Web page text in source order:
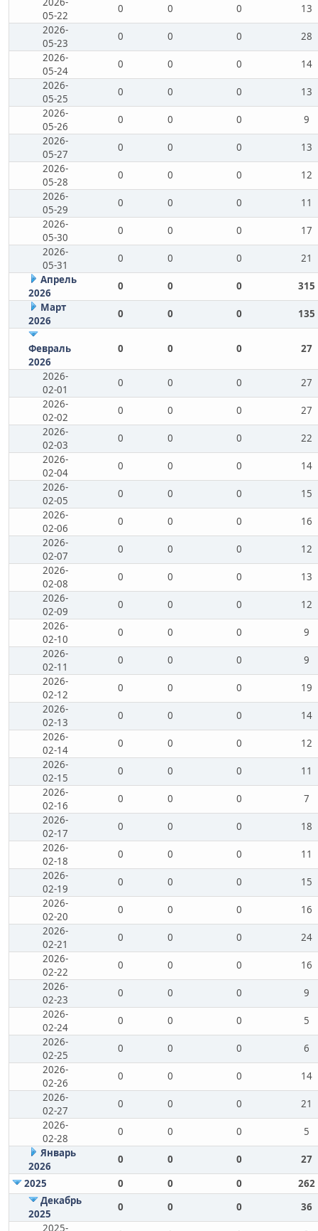
05-22
0 0 0
13
2026-
05-23
0 0 0
28
2026-
05-24
0 0 0
14
2026-
05-25
0 0 0
13
2026-
05-26
0 0 0
9
2026-
05-27
0 0 0
13
2026-
05-28
0 0 0
12
2026-
05-29
0 0 0
11
2026-
05-30
0 0 0
17
2026-
05-31
0 0 0
21
Апрель
2026
0 0 0
315
Март
2026
0 0 0 135
Февраль
2026
0 0 0 27
2026-
02-01
0 0 0
27
2026-
02-02
0 0 0
27
2026-
02-03
0 0 0
22
2026-
02-04
0 0 0
14
2026-
02-05
0 0 0
15
2026-
02-06
0 0 0
16
2026-
02-07
0 0 0
12
2026-
02-08
0 0 0
13
2026-
02-09
0 0 0
12
2026-
02-10
0 0 0
9
2026-
02-11
0 0 0
9
2026-
02-12
0 0 0
19
2026-
02-13
0 0 0
14
2026-
02-14
0 0 0
12
2026-
02-15
0 0 0
11
2026-
02-16
0 0 0
7
2026-
02-17
0 0 0
18
2026-
02-18
0 0 0
11
2026-
02-19
0 0 0
15
2026-
02-20
0 0 0
16
2026-
02-21
0 0 0
24
2026-
02-22
0 0 0
16
2026-
02-23
0 0 0
9
2026-
02-24
0 0 0
5
2026-
02-25
0 0 0
6
2026-
02-26
0 0 0
14
2026-
02-27
0 0 0
21
2026-
02-28
0 0 0
5
Январь
2026
0 0 0
27
2025
0 0 0
262
Декабрь
2025
0 0 0
36
2025-